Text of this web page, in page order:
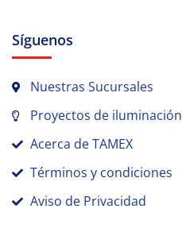
Síguenos
Nuestras Sucursales
Proyectos de iluminación
Acerca de TAMEX
Términos y condiciones
Aviso de Privacidad